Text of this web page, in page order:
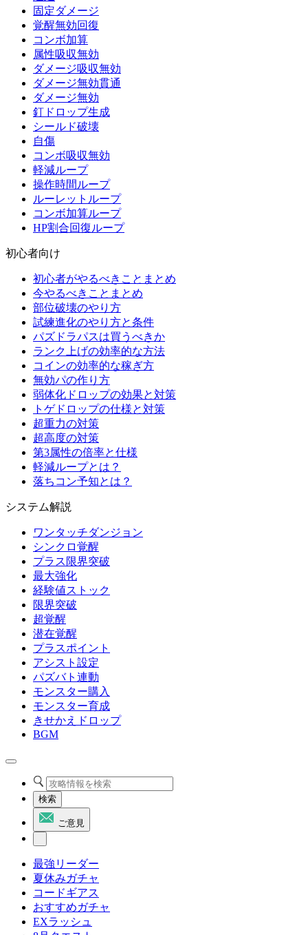
固定ダメージ
覚醒無効回復
コンボ加算
属性吸収無効
ダメージ吸収無効
ダメージ無効貫通
ダメージ無効
釘ドロップ生成
シールド破壊
自傷
コンボ吸収無効
軽減ループ
操作時間ループ
ルーレットループ
コンボ加算ループ
HP割合回復ループ
初心者向け
初心者がやるべきことまとめ
今やるべきことまとめ
部位破壊のやり方
試練進化のやり方と条件
パズドラパスは買うべきか
ランク上げの効率的な方法
コインの効率的な稼ぎ方
無効パの作り方
弱体化ドロップの効果と対策
トゲドロップの仕様と対策
超重力の対策
超高度の対策
第3属性の倍率と仕様
軽減ループとは？
落ちコン予知とは？
システム解説
ワンタッチダンジョン
シンクロ覚醒
プラス限界突破
最大強化
経験値ストック
限界突破
超覚醒
潜在覚醒
プラスポイント
アシスト設定
パズバト連動
モンスター購入
モンスター育成
きせかえドロップ
BGM
検索
ご意見
最強リーダー
夏休みガチャ
コードギアス
おすすめガチャ
EXラッシュ